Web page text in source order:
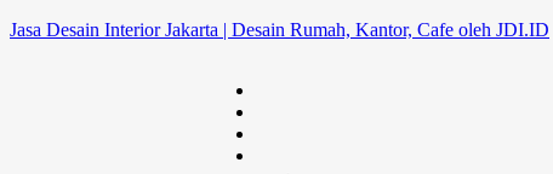
Jasa Desain Interior Jakarta | Desain Rumah, Kantor, Cafe oleh JDI.ID